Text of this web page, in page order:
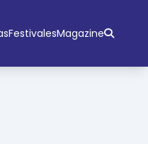
FestivalesMagazine